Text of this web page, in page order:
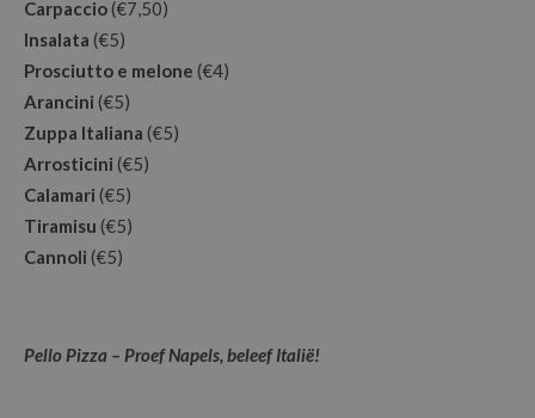
Carpaccio(€7,50)
Insalata (€5)
Prosciutto e melone (€4)
Arancini (€5)
Zuppa Italiana (€5)
Arrosticini (€5)
Calamari (€5)
Tiramisu (€5)
Cannoli (€5)
Pello Pizza – Proef Napels, beleef Italië!